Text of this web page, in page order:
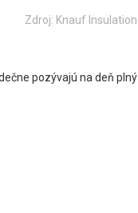
Zdroj: Knauf Insulation
pozývajú na deň plný